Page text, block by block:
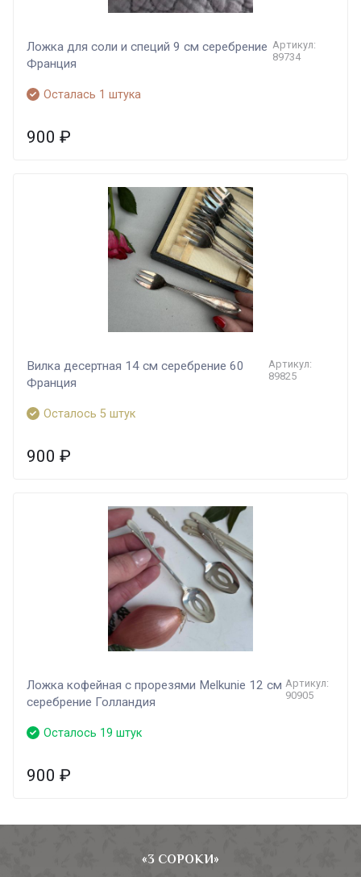
Ложка для соли и специй 9 см серебрение
Франция
Артикул:
89734
Осталась 1 штука
900 ₽
Вилка десертная 14 см серебрение 60
Франция
Артикул:
89825
Осталось 5 штук
900 ₽
Ложка кофейная с прорезями Melkunie 12 см
серебрение Голландия
Артикул:
90905
Осталось 19 штук
900 ₽
«3 СОРОКИ»